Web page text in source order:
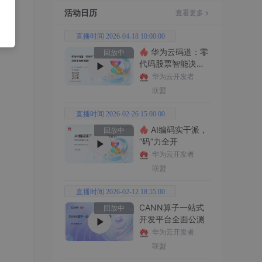
活动日历 查看更多
直播时间 2026-04-18 10:00:00
回放中
代码股票智能决策
平台全功能实战
华为云开发者
联盟
直播时间 2026-02-26 15:00:00
回放中
“码”力全开
华为云开发者
联盟
直播时间 2026-02-12 18:55:00
回放中
CANN算子一站式
开发平台全面公测
华为云开发者
联盟